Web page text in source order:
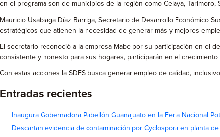
en el programa son de municipios de la región como Celaya, Tarimoro,
Mauricio Usabiaga Díaz Barriga, Secretario de Desarrollo Económico
estratégicos que atienen la necesidad de generar más y mejores
El secretario reconoció a la empresa Mabe por su participación en el
consistente y honesto para sus hogares, participarán en el
Con estas acciones la SDES busca generar empleo de calidad,
Entradas recientes
Inaugura Gobernadora Pabellón Guanajuato en la Feria Nacional
Descartan evidencia de contaminación por Cyclospora en planta de